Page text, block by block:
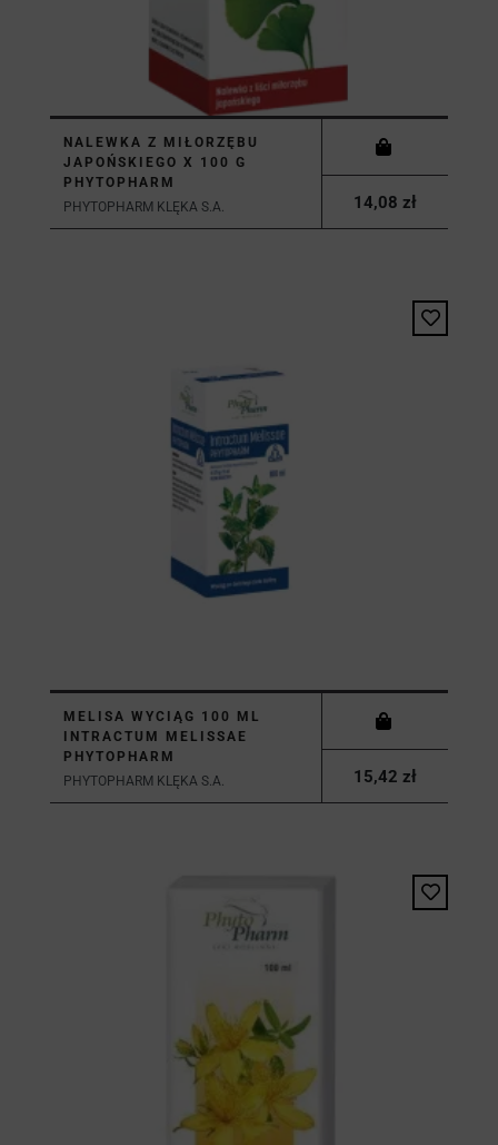
NALEWKA Z MIŁORZĘBU
JAPOŃSKIEGO X 100 G
PHYTOPHARM
PHYTOPHARM KLĘKA S.A.
14,08 zł
MELISA WYCIĄG 100 ML
INTRACTUM MELISSAE
PHYTOPHARM
PHYTOPHARM KLĘKA S.A.
15,42 zł